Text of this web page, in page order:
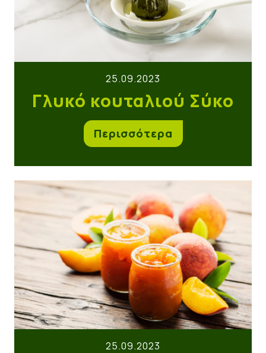
25.09.2023
Γλυκό κουταλιού Σύκο
Περισσότερα
Μαρμελάδα Ροδάκινο χωρίς Ζάχαρη
25.09.2023